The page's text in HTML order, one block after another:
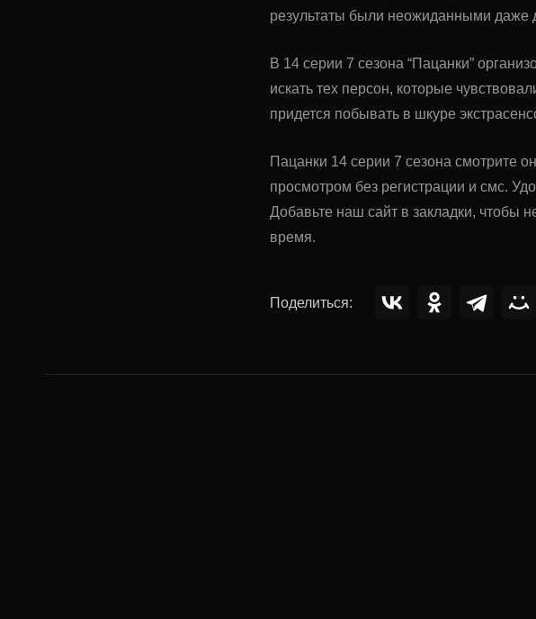
результаты были неожиданными даже
В 14 серии 7 сезона “Пацанки”
искать тех персон, которые
придется побывать в шкуре
Пацанки 14 серии 7 сезона смотрите
просмотром без регистрации и смс.
Добавьте наш сайт в закладки, чтобы
время.
Поделиться: